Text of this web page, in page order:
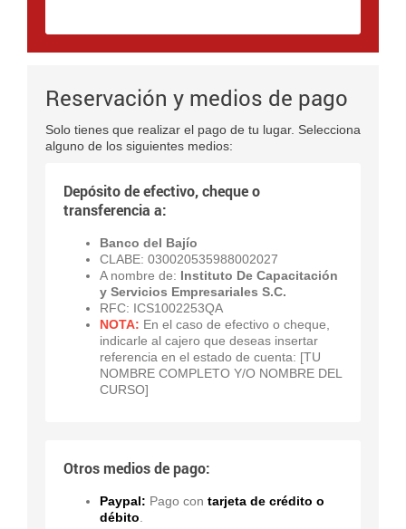
Reservación y medios de pago
Solo tienes que realizar el pago de tu lugar. Selecciona
alguno de los siguientes medios:
Depósito de efectivo, cheque o
transferencia a:
Banco del Bajío
CLABE: 030020535988002027
A nombre de: Instituto De Capacitación
y Servicios Empresariales S.C.
RFC: ICS1002253QA
NOTA: En el caso de efectivo o cheque,
indicarle al cajero que deseas insertar
referencia en el estado de cuenta: [TU
NOMBRE COMPLETO Y/O NOMBRE DEL
CURSO]
Otros medios de pago:
Paypal: Pago con tarjeta de crédito o
débito